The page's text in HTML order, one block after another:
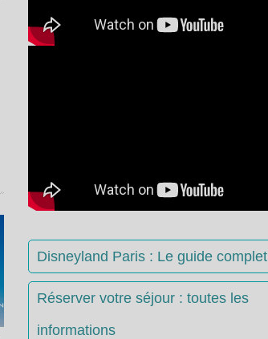
Disneyland Paris : Le guide complet
Réserver votre séjour : toutes les
informations